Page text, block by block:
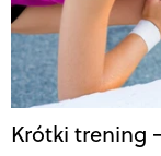
Krótki trening